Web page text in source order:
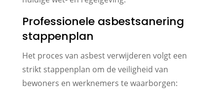
Professionele asbestsanering
stappenplan
Het proces van asbest verwijderen volgt een
strikt stappenplan om de veiligheid van
bewoners en werknemers te waarborgen: